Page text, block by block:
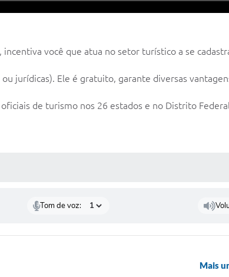
você que atua no setor turístico a se
jurídicas). Ele é gratuito, garante diversas
de turismo nos 26 estados e no Distrito
Tom de voz:
Mais